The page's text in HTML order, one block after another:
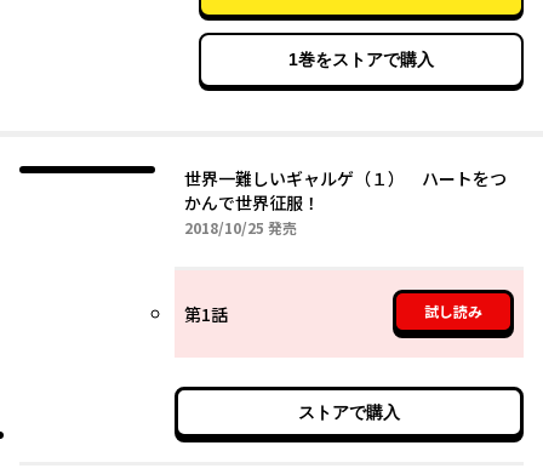
1巻をストアで購入
世界一難しいギャルゲ（１） ハートをつ
かんで世界征服！
2018/10/25 2018年10月25日
発売
第1話 試し読み
ストアで購入